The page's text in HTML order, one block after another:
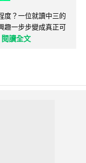
度？一位就讀中三的
趣一步步變成真正可
閱讀全文